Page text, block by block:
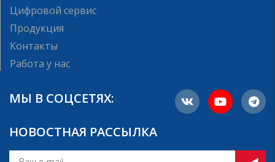
Цифровой сервис
Продукция
Контакты
Работа у нас
МЫ В СОЦСЕТЯХ:
НОВОСТНАЯ РАССЫЛКА